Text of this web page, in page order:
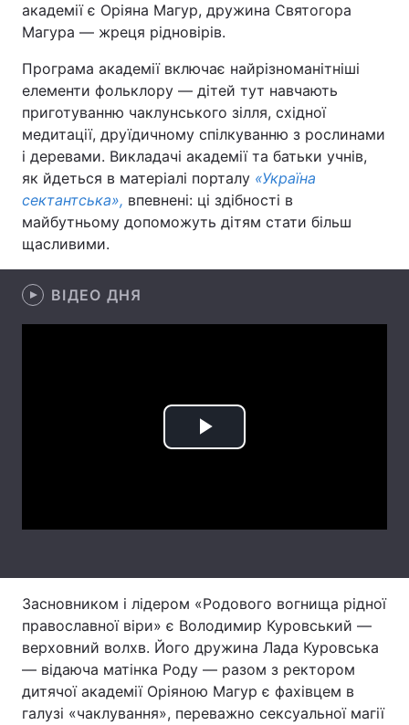
Головна Війна
Україна Політика
Економіка
Спорт
Техно і зв'язок Лайт
Туризм
Погода
Лонгріди
Відео з Youtube Статті
Інтерв'ю Думки
Архів Вакансії
академії є Оріяна Магур, дружина Святогора
Магура — жреця рідновірів.
Програма академії включає найрізноманітніші
елементи фольклору — дітей тут навчають
приготуванню чаклунського зілля, східної
медитації, друїдичному спілкуванню з рослинами
і деревами. Викладачі академії та батьки учнів,
як йдеться в матеріалі порталу «Україна
сектантська», впевнені: ці здібності в
майбутньому допоможуть дітям стати більш
щасливими.
ВІДЕО ДНЯ
Play
Засновником і лідером «Родового вогнища рідної
православної віри» є Володимир Куровський —
верховний волхв. Його дружина Лада Куровська
— відаюча матінка Роду — разом з ректором
дитячої академії Оріяною Магур є фахівцем в
галузі «чаклування», переважно сексуальної магії